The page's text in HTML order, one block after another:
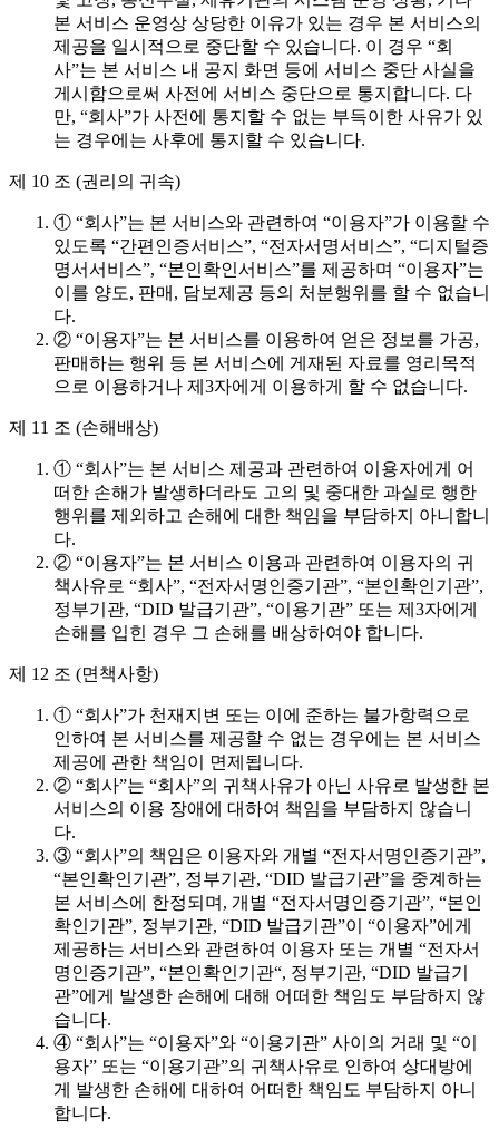
본 서비스 운영상 상당한 이유가 있는 경우 본 서비스의
제공을 일시적으로 중단할 수 있습니다. 이 경우 “회
사”는 본 서비스 내 공지 화면 등에 서비스 중단 사실을
게시함으로써 사전에 서비스 중단으로 통지합니다. 다
만, “회사”가 사전에 통지할 수 없는 부득이한 사유가 있
는 경우에는 사후에 통지할 수 있습니다.
제 10 조 (권리의 귀속)
① “회사”는 본 서비스와 관련하여 “이용자”가 이용할 수
있도록 “간편인증서비스”, “전자서명서비스”, “디지털증
명서서비스”, “본인확인서비스”를 제공하며 “이용자”는
이를 양도, 판매, 담보제공 등의 처분행위를 할 수 없습니
다.
② “이용자”는 본 서비스를 이용하여 얻은 정보를 가공,
판매하는 행위 등 본 서비스에 게재된 자료를 영리목적
으로 이용하거나 제3자에게 이용하게 할 수 없습니다.
제 11 조 (손해배상)
① “회사”는 본 서비스 제공과 관련하여 이용자에게 어
떠한 손해가 발생하더라도 고의 및 중대한 과실로 행한
행위를 제외하고 손해에 대한 책임을 부담하지 아니합니
다.
② “이용자”는 본 서비스 이용과 관련하여 이용자의 귀
책사유로 “회사”, “전자서명인증기관”, “본인확인기관”,
정부기관, “DID 발급기관”, “이용기관” 또는 제3자에게
손해를 입힌 경우 그 손해를 배상하여야 합니다.
제 12 조 (면책사항)
① “회사”가 천재지변 또는 이에 준하는 불가항력으로
인하여 본 서비스를 제공할 수 없는 경우에는 본 서비스
제공에 관한 책임이 면제됩니다.
② “회사”는 “회사”의 귀책사유가 아닌 사유로 발생한 본
서비스의 이용 장애에 대하여 책임을 부담하지 않습니
다.
③ “회사”의 책임은 이용자와 개별 “전자서명인증기관”,
“본인확인기관”, 정부기관, “DID 발급기관”을 중계하는
본 서비스에 한정되며, 개별 “전자서명인증기관”, “본인
확인기관”, 정부기관, “DID 발급기관”이 “이용자”에게
제공하는 서비스와 관련하여 이용자 또는 개별 “전자서
명인증기관”, “본인확인기관“, 정부기관, “DID 발급기
관”에게 발생한 손해에 대해 어떠한 책임도 부담하지 않
습니다.
④ “회사”는 “이용자”와 “이용기관” 사이의 거래 및 “이
용자” 또는 “이용기관”의 귀책사유로 인하여 상대방에
게 발생한 손해에 대하여 어떠한 책임도 부담하지 아니
합니다.